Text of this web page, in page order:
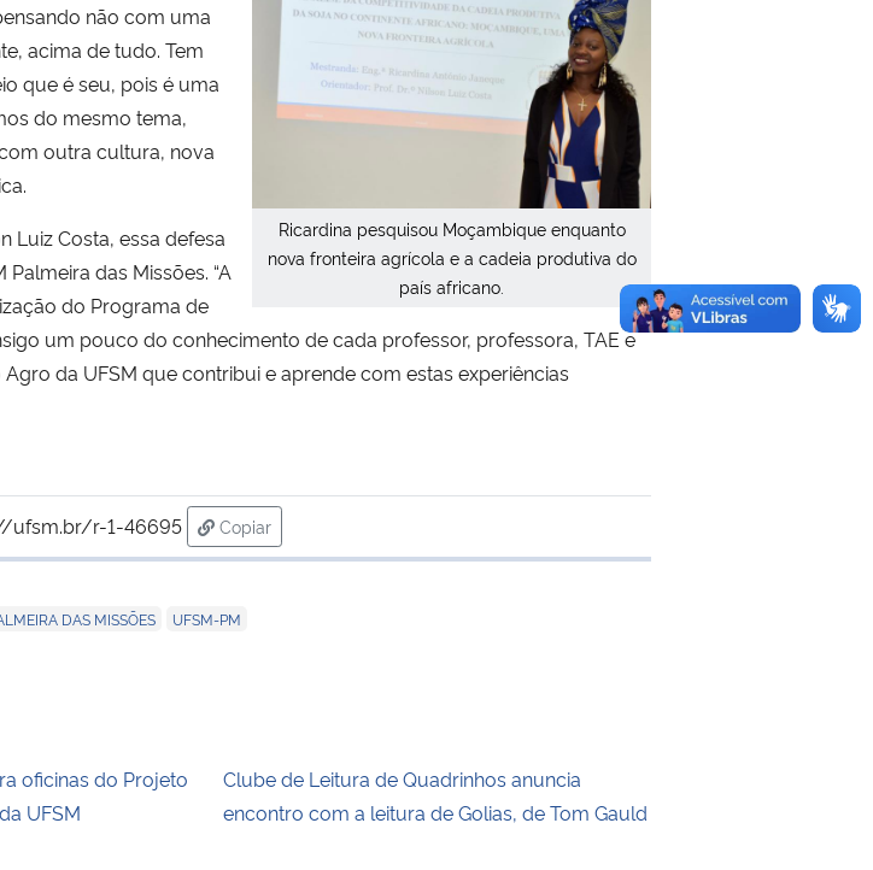
Ricardina pesquisou Moçambique enquanto
nova fronteira agrícola e a cadeia produtiva do
país africano.
não com uma
acima de tudo. Tem
que é seu, pois é uma
do mesmo tema,
outra cultura, nova
Luiz Costa, essa defesa
Palmeira das Missões. “A
do Programa de
um pouco do conhecimento de cada professor, professora, TAE e
da UFSM que contribui e aprende com estas experiências
ufsm.br/r-1-46695
Copiar
para área de transferência
DAS MISSÕES UFSM-PM
oficinas do Projeto
UFSM
Clube de Leitura de Quadrinhos anuncia
encontro com a leitura de Golias, de Tom Gauld